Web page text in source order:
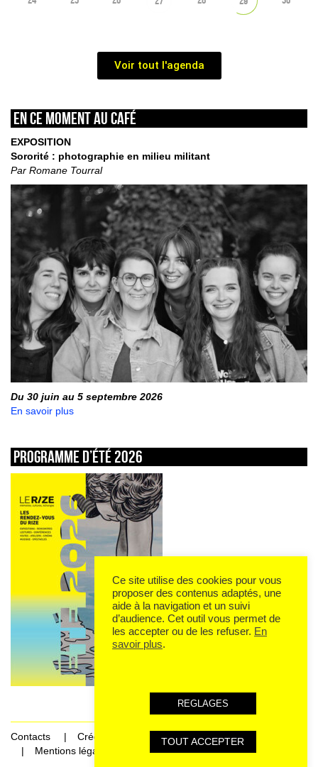
Voir tout l'agenda
En ce moment au café
EXPOSITION
Sororité : photographie en milieu militant
Par Romane Tourral
Du 30 juin au 5 septembre 2026
En savoir plus
Programme d’été 2026
Contacts
Crédits
Mentions légales et données personnelles
Ce site utilise des cookies pour vous
proposer des contenus adaptés, une
aide à la navigation et un suivi
d’audience. Cet outil vous permet de
les accepter ou de les refuser. En
savoir plus.
REGLAGES
TOUT ACCEPTER